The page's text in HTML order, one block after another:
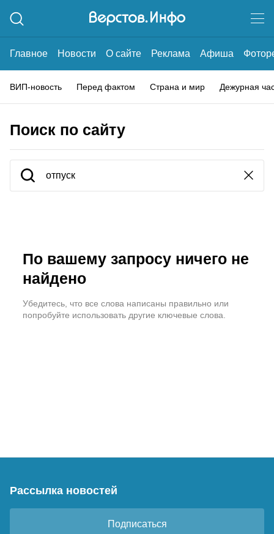
Главное Новости О сайте Реклама Афиша
ВИП-новость Перед фактом Страна и мир Дежурная
Поиск по сайту
По вашему запросу ничего не
найдено
Убедитесь, что все слова написаны правильно или
попробуйте использовать другие ключевые слова.
Рассылка новостей
Подписаться